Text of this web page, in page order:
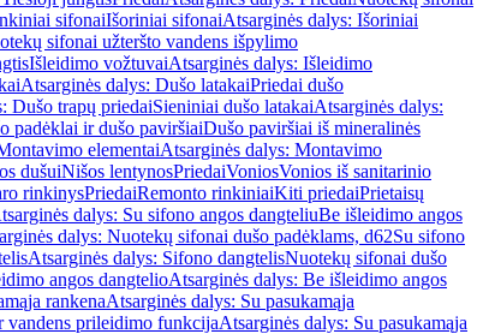
sifonaiIšoriniai sifonaiAtsarginės dalys: Išoriniai
sifonai užteršto vandens išpylimo
Išleidimo vožtuvaiAtsarginės dalys: Išleidimo
Atsarginės dalys: Dušo latakaiPriedai dušo
Dušo trapų priedaiSieniniai dušo latakaiAtsarginės dalys:
padėklai ir dušo paviršiaiDušo paviršiai iš mineralinės
elementaiAtsarginės dalys: Montavimo
dušuiNišos lentynosPriedaiVoniosVonios iš sanitarinio
rinkinysPriedaiRemonto rinkiniaiKiti priedaiPrietaisų
dalys: Su sifono angos dangteliuBe išleidimo angos
dalys: Nuotekų sifonai dušo padėklams, d62Su sifono
Atsarginės dalys: Sifono dangtelisNuotekų sifonai dušo
angos dangtelioAtsarginės dalys: Be išleidimo angos
rankenaAtsarginės dalys: Su pasukamąja
vandens prileidimo funkcijaAtsarginės dalys: Su pasukamąja